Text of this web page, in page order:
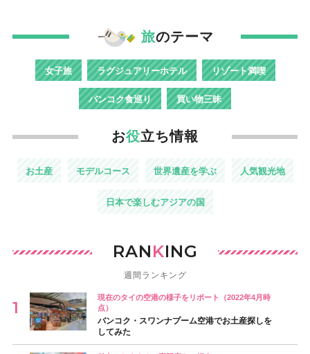
旅のテーマ
女子旅 ラグジュアリーホテル リゾート満喫
バンコク食巡り 買い物三昧
お役立ち情報
お土産 モデルコース 世界遺産を学ぶ 人気観光地
日本で楽しむアジアの国
RANKING
週間ランキング
現在のタイの空港の様子をリポート（2022年4月時
点）
バンコク・スワンナプーム空港でお土産探しを
してみた